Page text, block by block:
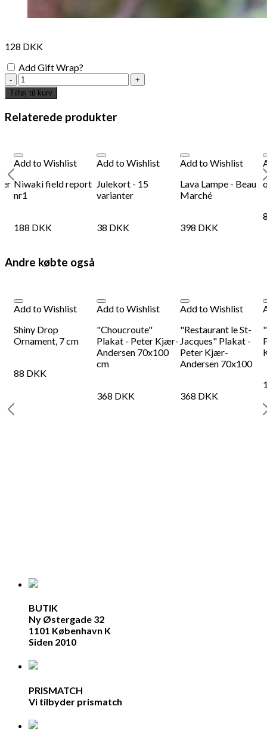
128 DKK
Add Gift Wrap?
Rose
gold
candy
ornament
-
antal
Tilføj til kurv
Relaterede produkter
Add to Wishlist
Niwaki field report
nr1
188 DKK
Add to Wishlist
Julekort - 15
varianter
38 DKK
Add to Wishlist
Lava Lampe - Beau
Marché
398 DKK
Andre købte også
Add to Wishlist
Shiny Drop
Ornament, 7 cm
88 DKK
Add to Wishlist
"Choucroute"
Plakat - Peter Kjær-
Andersen 70x100
cm
368 DKK
Add to Wishlist
"Restaurant le St-
Jacques" Plakat -
Peter Kjær-
Andersen 70x100
368 DKK
BUTIK
Ny Østergade 32
1101 København K
Siden 2010
PRISMATCH
Vi tilbyder prismatch